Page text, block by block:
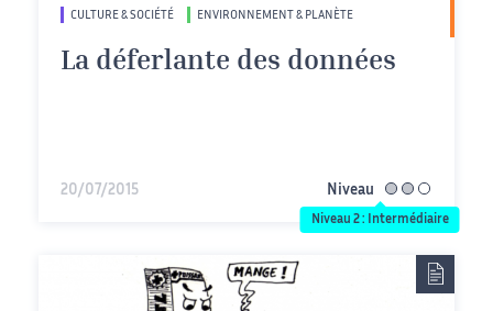
CULTURE & SOCIÉTÉ ENVIRONNEMENT & PLANÈTE
La déferlante des données
20/07/2015 Niveau intermédiaire
Niveau 2 : Intermédiaire